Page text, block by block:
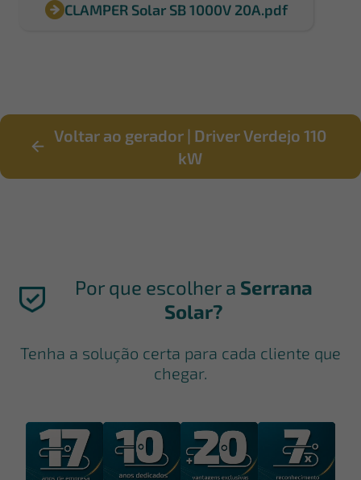
CLAMPER Solar SB 1000V 20A.pdf
Voltar ao gerador | Driver Verdejo 110
kW
Por que escolher a Serrana
Solar?
Tenha a solução certa para cada cliente que
chegar.